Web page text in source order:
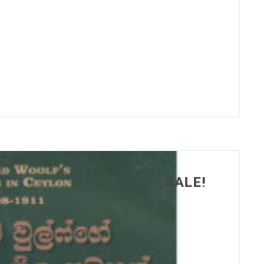
SALE!